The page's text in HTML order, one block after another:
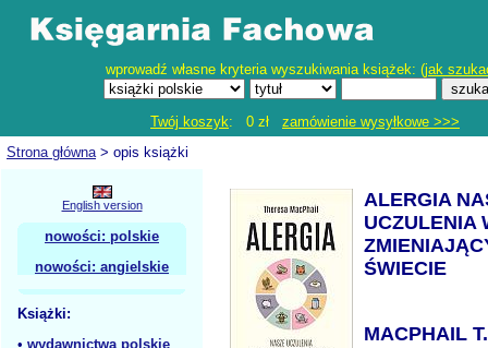
wprowadź własne kryteria wyszukiwania książek: (jak
Twój koszyk: 0 zł zamówienie wysyłkowe >>>
Strona główna> opis książki
English version
nowości: polskie
nowości: angielskie
Książki:
• wydawnictwa polskie
ALERGIA
UCZULENIA
ŚWIECIE
MACPHAIL T.